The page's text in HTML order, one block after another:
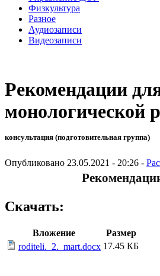
Физкультура
Разное
Аудиозаписи
Видеозаписи
Рекомендации
монологической
консультация (подготовительная группа)
Опубликовано 23.05.2021 - 20:26 -
Скачать:
Вложение
Размер
roditeli._2._mart.docx 17.45 КБ